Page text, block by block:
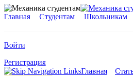
Главная Студентам Школьникам
Войти
Регистрация
Главная